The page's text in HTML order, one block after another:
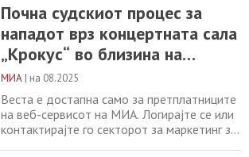
за нападот врз концертната сала „Крокус“
во близина на Москва, во кој загинаа 149
лица Во Египет се одржуваат избори за
Сенатот Грција и Унгарија потпишаа
Почна судскиот процес за
нападот врз концертната сала
„Крокус“ во близина на
Москва, во кој загинаа 149
лица
МИА | на 08.2025
Веста е достапна само за претплатниците
на веб-сервисот на МИА. Логирајте се или
контактирајте го секторот за маркетинг за